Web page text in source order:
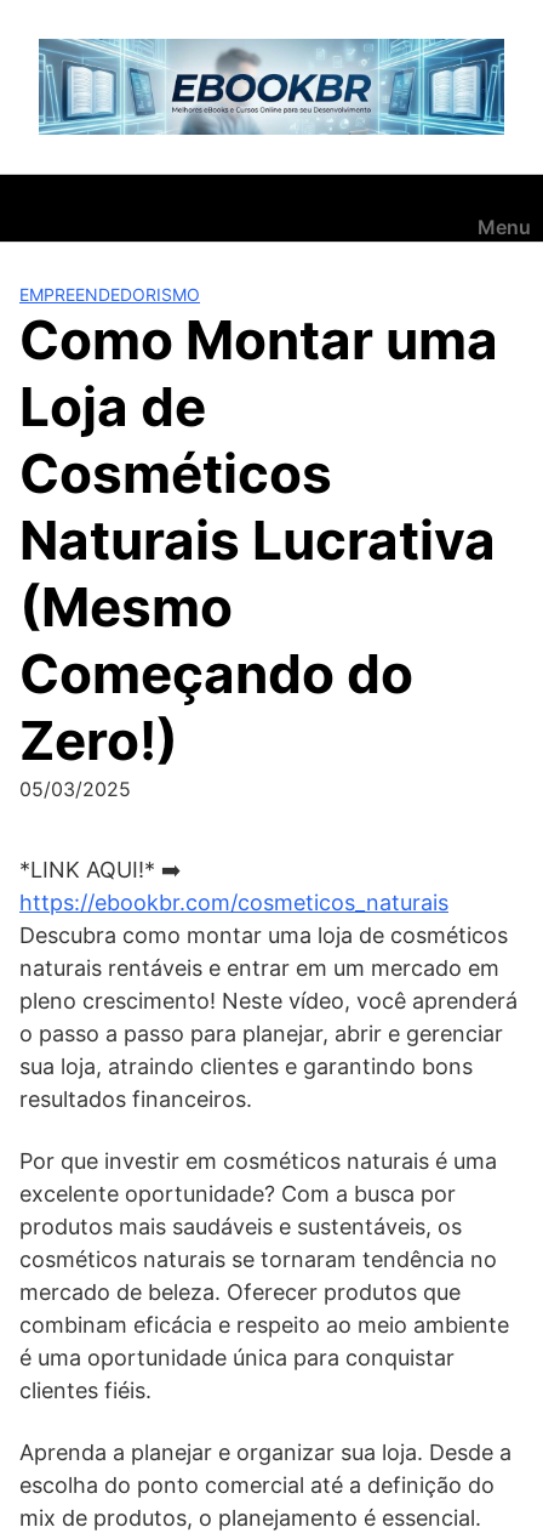
para
conteúdo
Menu
EMPREENDEDORISMO
Como Montar uma
Loja de
Cosméticos
Naturais Lucrativa
(Mesmo
Começando do
Zero!)
05/03/2025
*LINK AQUI!* ➡️
https://ebookbr.com/cosmeticos_naturais
Descubra como montar uma loja de cosméticos
naturais rentáveis e entrar em um mercado em
pleno crescimento! Neste vídeo, você aprenderá
o passo a passo para planejar, abrir e gerenciar
sua loja, atraindo clientes e garantindo bons
resultados financeiros.
Por que investir em cosméticos naturais é uma
excelente oportunidade? Com a busca por
produtos mais saudáveis e sustentáveis, os
cosméticos naturais se tornaram tendência no
mercado de beleza. Oferecer produtos que
combinam eficácia e respeito ao meio ambiente
é uma oportunidade única para conquistar
clientes fiéis.
Aprenda a planejar e organizar sua loja. Desde a
escolha do ponto comercial até a definição do
mix de produtos, o planejamento é essencial.